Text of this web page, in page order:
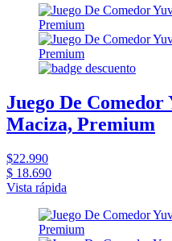
Juego De
Maciza, Premium
$22.990
$ 18.690
Vista rápida